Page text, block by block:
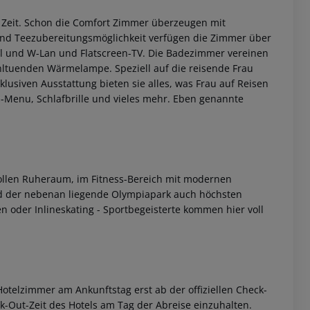
Schon die Comfort Zimmer überzeugen mit
Teezubereitungsmöglichkeit verfügen die Zimmer über
W-Lan und Flatscreen-TV. Die Badezimmer vereinen
Wärmelampe. Speziell auf die reisende Frau
Ausstattung bieten sie alles, was Frau auf Reisen
Schlafbrille und vieles mehr. Eben genannte
Ruheraum, im Fitness-Bereich mit modernen
nebenan liegende Olympiapark auch höchsten
oder Inlineskating - Sportbegeisterte kommen hier voll
am Ankunftstag erst ab der offiziellen Check-
Out-Zeit des Hotels am Tag der Abreise einzuhalten.